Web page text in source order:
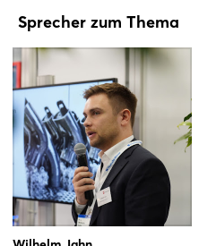
Sprecher zum Thema